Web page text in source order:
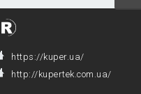
https://kuper.ua/
http://kupertek.com.ua/